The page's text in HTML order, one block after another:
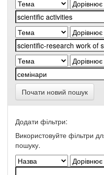
Почати новий пошук
Додати фільтри:
Використовуйте фільтри
пошуку.